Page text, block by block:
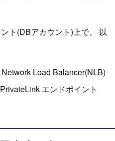
ト(DBアカウント)上で、 以
Load Balancer(NLB)
エンドポイント